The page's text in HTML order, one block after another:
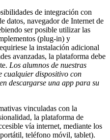
de integración con
datos, navegador de Internet de
ser posible utilizar las
(plug-in) y
la instalación adicional
avanzadas, la plataforma debe
Los alumnos de nuestras
cualquier dispositivo con
descargarse una app para su
vinculadas con la
la plataforma de
vía internet, mediante los
teléfono móvil, tablet).